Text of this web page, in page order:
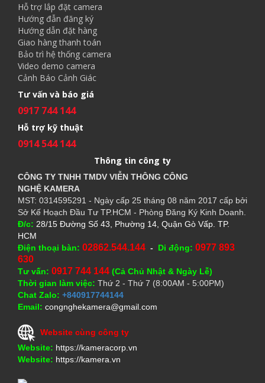
Hỗ trợ lắp đặt camera
Hướng đẫn đăng ký
Hướng dẫn đặt hàng
Giao hàng thanh toán
Bảo trì hệ thống camera
Video demo camera
Cảnh Báo Cảnh Giác
Tư vấn và báo giá
0917 744 144
Hỗ trợ kỹ thuật
0914 544 144
Thông tin công ty
CÔNG TY TNHH TMDV VIỄN THÔNG CÔNG
NGHỆ KAMERA
MST: 0314595291 - Ngày cấp 25 tháng 08 năm 2017 cấp bởi
Sở Kế Hoạch Đầu Tư TP.HCM - Phòng Đăng Ký Kinh Doanh.
Đ/c: 28/15 Đường Số 43, Phường 14, Quận Gò Vấp. TP.
HCM
Điện thoại bàn: 02862.544.144 - Di động: 0977 893
630
Tư vấn: 0917 744 144 (Cả Chủ Nhật & Ngày Lễ)
Thời gian làm việc: Thứ 2 - Thứ 7 (8:00AM - 5:00PM)
Chat Zalo: +840917744144
Email: congnghekamera@gmail.com
Website cùng công ty
Website: https://kameracorp.vn
Website: https://kamera.vn